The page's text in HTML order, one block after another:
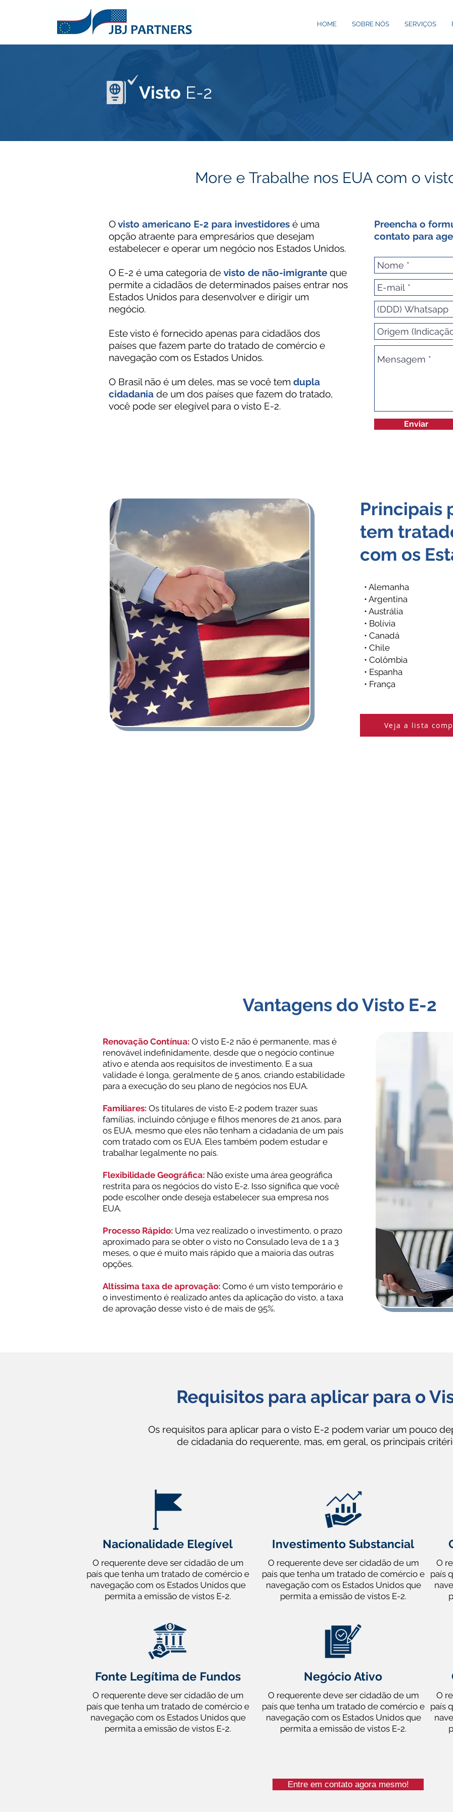
HOME SOBRE NÓS SERVIÇOS
Visto E-2
More e Trabalhe nos EUA com o
Ovisto americano E-2 para investidores é uma
opção atraente para empresários que desejam
estabelecer e operar um negócio nos Estados Unidos.
O E-2 é uma categoria de visto de não-imigrante que
permite a cidadãos de determinados países entrar nos
Estados Unidos para desenvolver e dirigir um
negócio.
Este visto é fornecido apenas para cidadãos dos
países que fazem parte do tratado de comércio e
navegação com os Estados Unidos.
O Brasil não é um deles, mas se você tem dupla
cidadania de um dos países que fazem do tratado,
você pode ser elegível para o visto E-2.
Preencha o
contato para
Enviar
Principais
tem
com os
• Alemanha
• Argentina
• Austrália
• Bolívia
• Canadá
• Chile
• Colômbia
• Espanha
• França
Veja a lista
Vantagens do Visto E-2
Renovação Contínua: O visto E-2 não é permanente, mas é
renovável indefinidamente, desde que o negócio continue
ativo e atenda aos requisitos de investimento. E a sua
validade é longa, geralmente de 5 anos, criando estabilidade
para a execução do seu plano de negócios nos EUA.
Familiares: Os titulares de visto E-2 podem trazer suas
famílias, incluindo cônjuge e filhos menores de 21 anos, para
os EUA, mesmo que eles não tenham a cidadania de um país
com tratado com os EUA. Eles também podem estudar e
trabalhar legalmente no país.
Flexibilidade Geográfica: Não existe uma área geográfica
restrita para os negócios do visto E-2. Isso significa que você
pode escolher onde deseja estabelecer sua empresa nos
EUA.
Processo Rápido: Uma vez realizado o investimento, o prazo
aproximado para se obter o visto no Consulado leva de 1 a 3
meses, o que é muito mais rápido que a maioria das outras
opções.
Altíssima taxa de aprovação: Como é um visto temporário e
o investimento é realizado antes da aplicação do visto, a taxa
de aprovação desse visto é de mais de 95%.
Requisitos para aplicar para o
Os requisitos para aplicar para o visto E-2 podem variar um pouco
de cidadania do requerente, mas, em geral, os principais
Nacionalidade Elegível
O requerente deve ser cidadão de um
país que tenha um tratado de comércio e
navegação com os Estados Unidos que
permita a emissão de vistos E-2.
Fonte Legítima de Fundos
O requerente deve ser cidadão de um
país que tenha um tratado de comércio e
navegação com os Estados Unidos que
permita a emissão de vistos E-2.
Investimento Substancial
O requerente deve ser cidadão de um
país que tenha um tratado de comércio e
navegação com os Estados Unidos que
permita a emissão de vistos E-2.
Negócio Ativo
O requerente deve ser cidadão de um
país que tenha um tratado de comércio e
navegação com os Estados Unidos que
permita a emissão de vistos E-2.
O
país
O
país
Entre em contato agora mesmo!